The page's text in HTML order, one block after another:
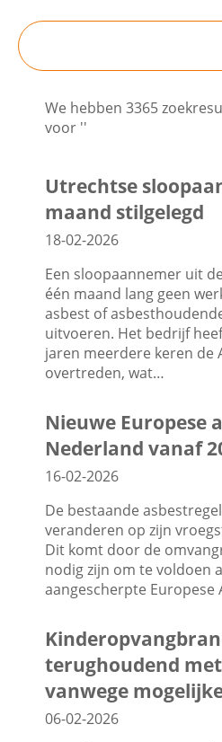
Zoeken
Nieuwsarchief
We hebben 3365
voor ''
Utrechtse
maand stilgelegd
18-02-2026
Een sloopaannemer uit
één maand lang geen
asbest of
uitvoeren. Het bedrijf
jaren meerdere keren de
overtreden, wat…
Nieuwe Europese
Nederland vanaf
16-02-2026
De bestaande
veranderen op zijn
Dit komt door de
nodig zijn om te voldoen
aangescherpte
terughoudend
vanwege
06-02-2026